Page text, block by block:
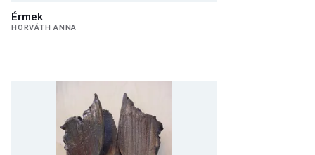
Érmek
HORVÁTH ANNA